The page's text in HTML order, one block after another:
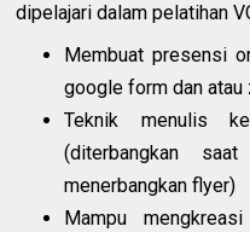
dipelajari dalam pelatihan
Membuat presensi
google form dan atau
Teknik menulis
(diterbangkan
menerbangkan flyer)
Mampu